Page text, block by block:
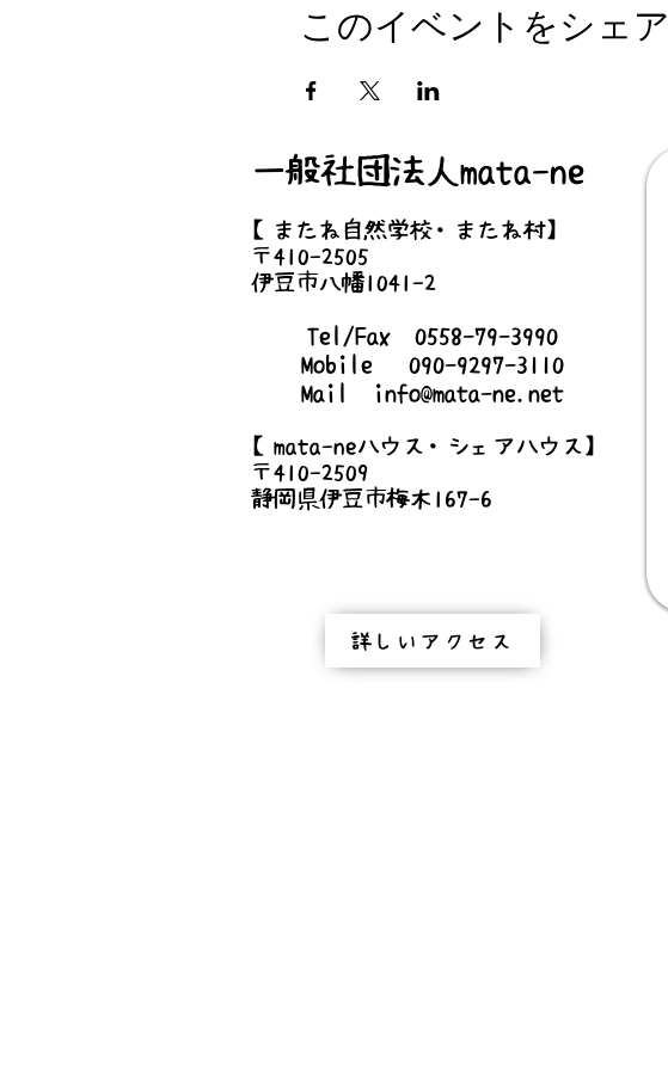
2023/3/18 (土)
8:00am-10:00am
●場所
静岡県伊豆市八幡1053
●持ち物
500円相当の手作り品
このイベントをシェア
一般社団法人mata-ne
【またね自然学校・またね村】
〒410-2505
伊豆市八幡1041-2
Tel/Fax 0558-79-3990
Mobile 090-9297-3110
Mail
info@mata-ne.net
【mata-neハウス・シェアハウス】
〒410-2509
静岡県伊豆市梅木167-6
詳しいアクセス